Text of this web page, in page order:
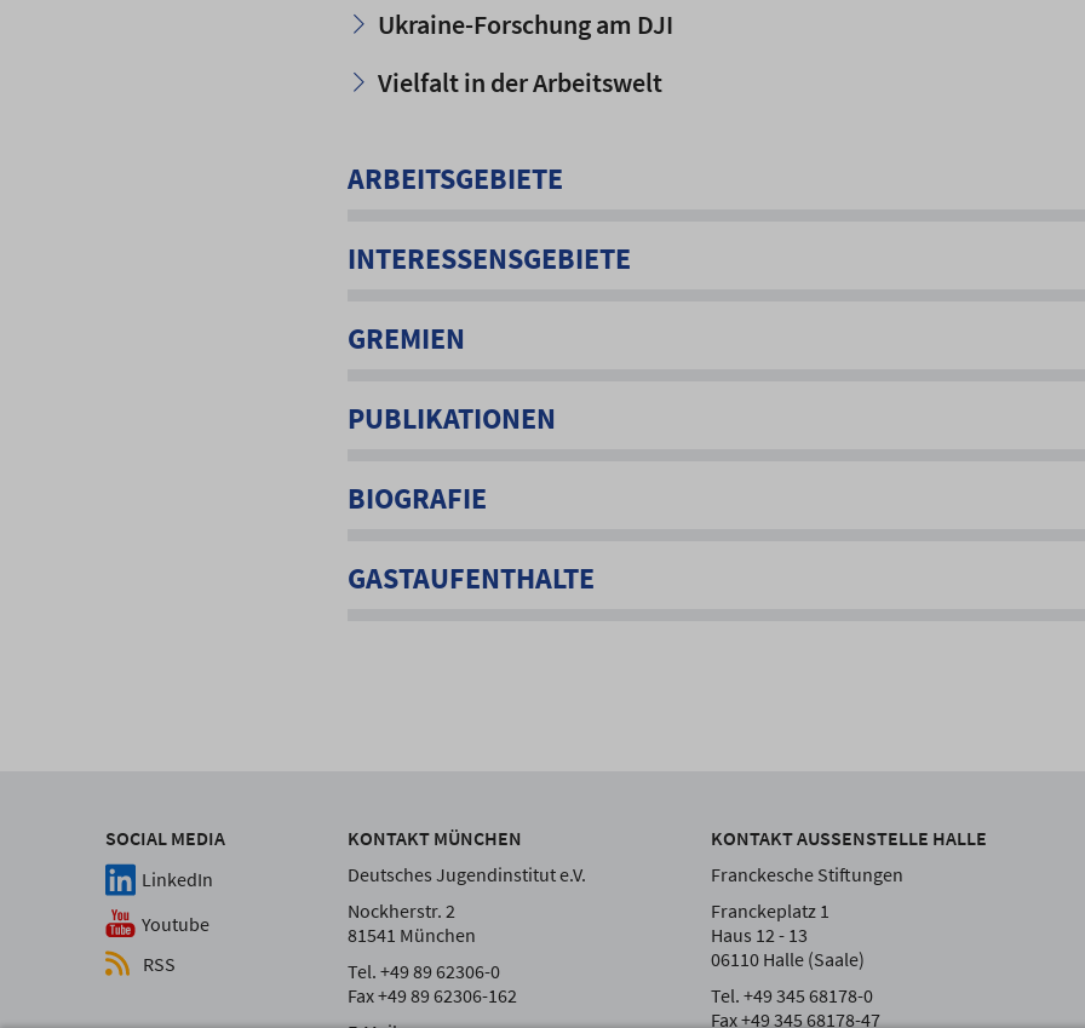
Ukraine-Forschung am DJI
Vielfalt in der Arbeitswelt
ARBEITSGEBIETE
INTERESSENSGEBIETE
GREMIEN
PUBLIKATIONEN
BIOGRAFIE
GASTAUFENTHALTE
SOCIAL MEDIA
LinkedIn
Youtube
RSS
KONTAKT MÜNCHEN
Deutsches Jugendinstitut e.V.
Nockherstr. 2
81541 München
Tel. +49 89 62306-0
Fax +49 89 62306-162
KONTAKT AUSSENSTELLE HALLE
Franckesche Stiftungen
Franckeplatz 1
Haus 12 - 13
06110 Halle (Saale)
Tel. +49 345 68178-0
Fax +49 345 68178-47